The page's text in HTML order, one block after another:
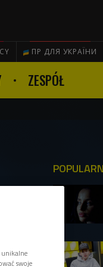
ПР ДЛЯ УКРАЇНИ
ZESPÓŁ
swoje